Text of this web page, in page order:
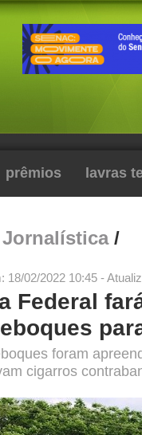
prêmios lavras
Jornalística/
18/02/2022 10:45 -
Federal
foram
cigarros